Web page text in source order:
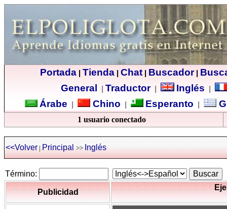
Portada| Tienda| Chat| Buscador|
General
Traductor| Inglés
Árabe Chino Esperanto
1 usuario conectado
<<Volver | Principal >> Inglés
Término:
Publicidad